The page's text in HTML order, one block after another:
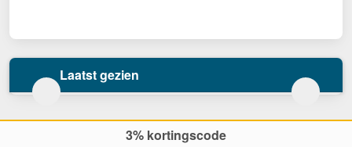
Laatst gezien
3% kortingscode